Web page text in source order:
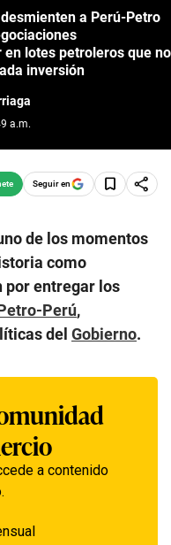
a Perú-Petro
lotes petroleros que no
inversión
a.m.
Seguir en
de los momentos
como
por entregar los
Perú,
del Gobierno.